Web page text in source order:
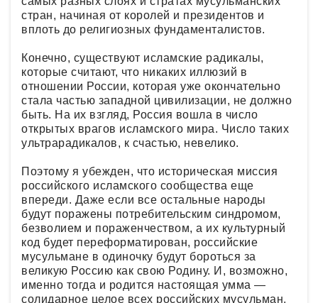
стран, начиная от королей и президентов и
вплоть до религиозных фундаменталистов.
Конечно, существуют исламские радикалы,
которые считают, что никаких иллюзий в
отношении России, которая уже окончательно
стала частью западной цивилизации, не должно
быть. На их взгляд, Россия вошла в число
открытых врагов исламского мира. Число таких
ультрарадикалов, к счастью, невелико.
Поэтому я убежден, что историческая миссия
российского исламского сообщества еще
впереди. Даже если все остальные народы
будут поражены потребительским синдромом,
безволием и пораженчеством, а их культурный
код будет переформатирован, российские
мусульмане в одиночку будут бороться за
великую Россию как свою Родину. И, возможно,
именно тогда и родится настоящая умма —
солидарное целое всех российских мусульман.